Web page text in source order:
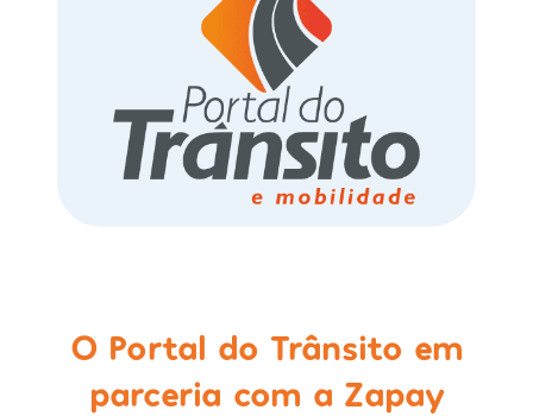
O Portal do Trânsito em
parceria com a Zapay